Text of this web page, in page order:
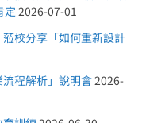
定2026-07-01
蒞校分享「如何重新設計
程解析」說明會2026-